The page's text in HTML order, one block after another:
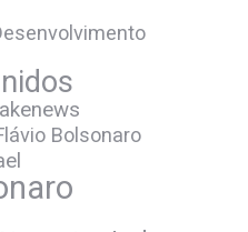
Bolsonaro